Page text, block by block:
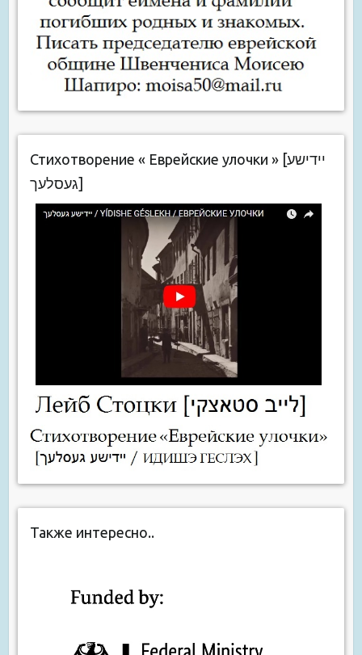
Стихотворение « Еврейские улочки » [יידישע
געסלעך]
Также интересно..